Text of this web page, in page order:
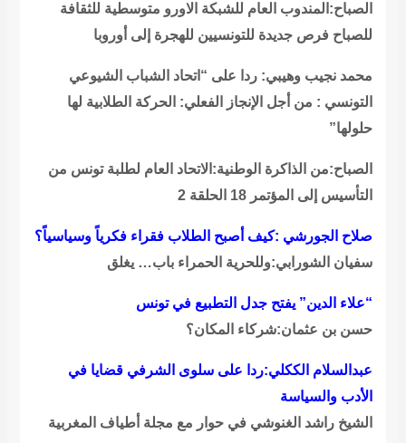
الصباح:المندوب العام للشبكة الاورو متوسطية للثقافة
للصباح فرص جديدة للتونسيين للهجرة إلى أوروبا
محمد نجيب وهيبي: ردا على “اتحاد الشباب الشيوعي
التونسي : من أجل الإنجاز الفعلي: الحركة الطلابية لها
حلولها”
الصباح:من الذاكرة الوطنية:الاتحاد العام لطلبة تونس من
التأسيس إلى المؤتمر 18 الحلقة 2
صلاح الجورشي :كيف أصبح الطلاب فقراء فكرياً وسياسياً؟
سفيان الشورابي:وللحرية الحمراء باب… يغلق
“علاء الدين” يفتح جدل التطبيع في تونس
حسن بن عثمان:شركاء المكان؟
عبدالسلام الككلي:ردا على سلوى الشرفي قضايا في
الأدب والسياسة
الشيخ راشد الغنوشي في حوار مع مجلة أطياف المغربية